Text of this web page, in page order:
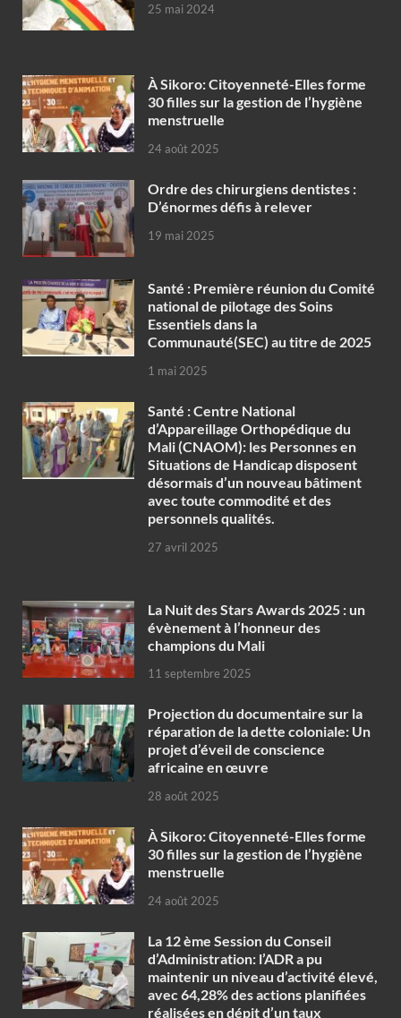
25 mai 2024
À Sikoro: Citoyenneté-Elles forme
30 filles sur la gestion de l’hygiène
menstruelle
24 août 2025
Ordre des chirurgiens dentistes :
D’énormes défis à relever
19 mai 2025
Santé : Première réunion du Comité
national de pilotage des Soins
Essentiels dans la
Communauté(SEC) au titre de 2025
1 mai 2025
Santé : Centre National
d’Appareillage Orthopédique du
Mali (CNAOM): les Personnes en
Situations de Handicap disposent
désormais d’un nouveau bâtiment
avec toute commodité et des
personnels qualités.
27 avril 2025
‎La Nuit des Stars Awards 2025 : un
évènement à l’honneur des
champions du Mali
11 septembre 2025
Projection du documentaire sur la
réparation de la dette coloniale: Un
projet d’éveil de conscience
africaine en œuvre‎
28 août 2025
À Sikoro: Citoyenneté-Elles forme
30 filles sur la gestion de l’hygiène
menstruelle
24 août 2025
La 12 ème Session du Conseil
d’Administration: l’ADR a pu
maintenir un niveau d’activité élevé,
avec 64,28% des actions planifiées
réalisées en dépit d’un taux